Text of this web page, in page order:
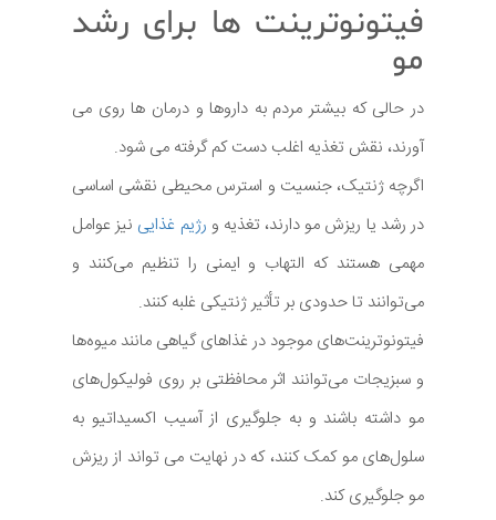
فیتونوترینت ها برای رشد
مو
در حالی که بیشتر مردم به داروها و درمان ها روی می
آورند، نقش تغذیه اغلب دست کم گرفته می شود.
اگرچه ژنتیک، جنسیت و استرس محیطی نقشی اساسی
در رشد یا ریزش مو دارند، تغذیه و رژیم غذایی نیز عوامل
مهمی هستند که التهاب و ایمنی را تنظیم می‌کنند و
می‌توانند تا حدودی بر تأثیر ژنتیکی غلبه کنند.
فیتونوترینت‌های موجود در غذاهای گیاهی مانند میوه‌ها
و سبزیجات می‌توانند اثر محافظتی بر روی فولیکول‌های
مو داشته باشند و به جلوگیری از آسیب اکسیداتیو به
سلول‌های مو کمک کنند، که در نهایت می ‌تواند از ریزش
مو جلوگیری کند.